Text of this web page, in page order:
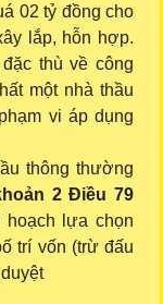
02 tỷ đồng cho
lắp, hỗn hợp.
thù về công
một nhà thầu
vi áp dụng
thông thường
2 Điều 79
hoạch lựa chọn
trí vốn (trừ đấu